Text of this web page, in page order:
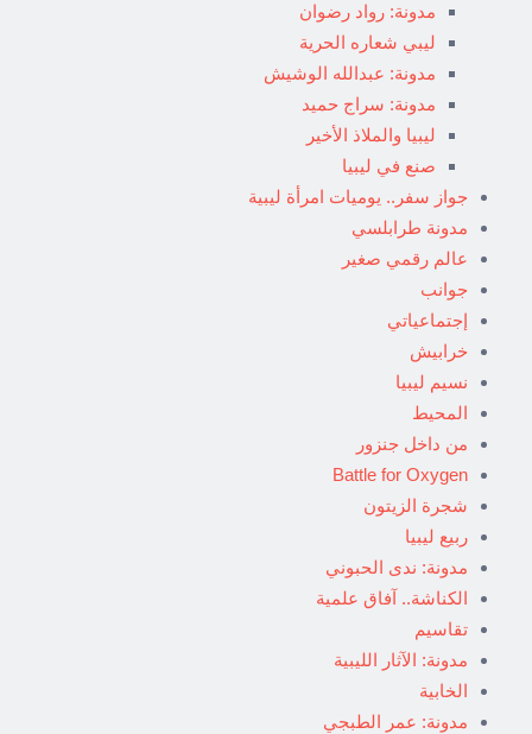
مدونة: رواد رضوان
ليبي شعاره الحرية
مدونة: عبدالله الوشيش
مدونة: سراج حميد
ليبيا والملاذ الأخير
صنع في ليبيا
جواز سفر.. يوميات امرأة ليبية
مدونة طرابلسي
عالم رقمي صغير
جوانب
إجتماعياتي
خرابيش
نسيم ليبيا
المحيط
من داخل جنزور
Battle for Oxygen
شجرة الزيتون
ربيع ليبيا
مدونة: ندى الحبوني
الكناشة.. آفاق علمية
تقاسيم
مدونة: الآثار الليبية
الخابية
مدونة: عمر الطبجي